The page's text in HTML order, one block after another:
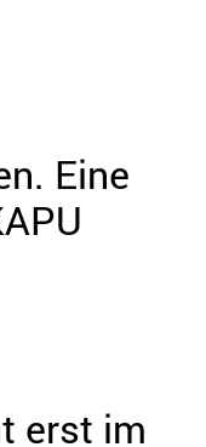
Eine
erst im